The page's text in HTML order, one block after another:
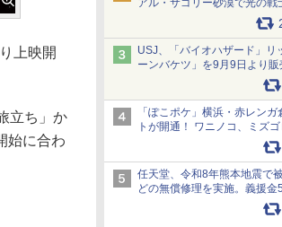
アル・サゴリー砂漠で光の
USJ、「バイオハザード」リ
ーンバケツ」を9月9日より
組み。味は恐怖を堪のう「味
「ぽこポケ」横浜・赤レン
トが開通！ ワニノコ、ミズ
場シーン
任天堂、令和8年熊本地震で
どの無償修理を実施。義援金
も発表 pic.x.com/
上映開
立ち」か
始に合わ